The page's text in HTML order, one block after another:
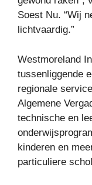
Soest Nu. “Wij
lichtvaardig.”
Westmoreland
tussenliggende
regionale
Algemene
technische en
kinderen en
particuliere